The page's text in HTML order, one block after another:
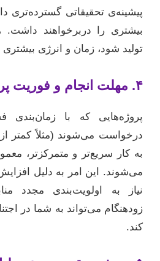
پیشینه‌ی تحقیقاتی گسترده‌تری
بیشتری را دربرخواهند
تولید شود، زمان و انرژی
۴. مهلت انجام و فوریت پروژه
پروژه‌هایی که با
به کار سریع‌تر و متمرکزتر،
می‌شوند. این امر به دلیل
نیاز به اولویت‌بندی مجدد
زودهنگام می‌تواند به شما در
کند.